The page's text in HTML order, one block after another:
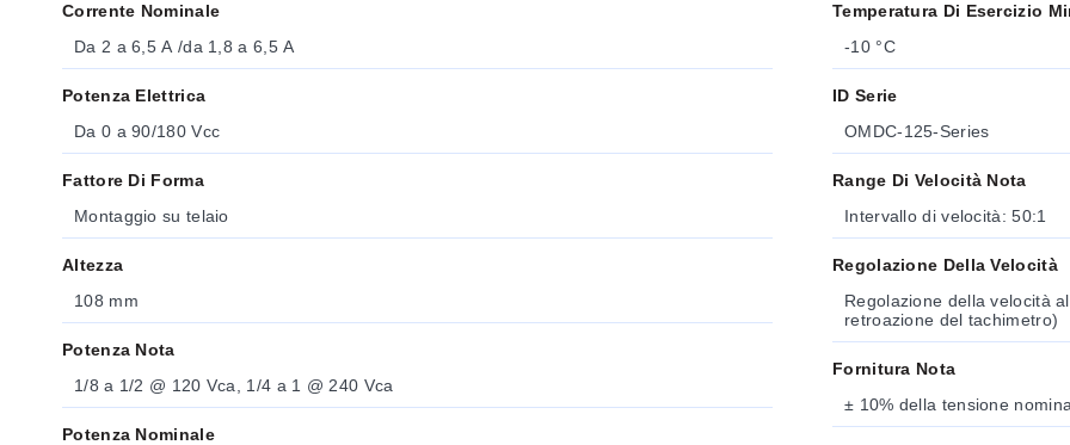
Corrente Nominale
Da 2 a 6,5 A /da 1,8 a 6,5 A
Potenza Elettrica
Da 0 a 90/180 Vcc
Fattore Di Forma
Montaggio su telaio
Altezza
108 mm
Potenza Nota
1/8 a 1/2 @ 120 Vca, 1/4 a 1 @ 240 Vca
Potenza Nominale
Temperatura Di Esercizio
-10 °C
ID Serie
OMDC-125-Series
Range Di Velocità Nota
Intervallo di velocità: 50:1
Regolazione Della Velocità
Regolazione della velocità
retroazione del tachimetro)
Fornitura Nota
± 10% della tensione